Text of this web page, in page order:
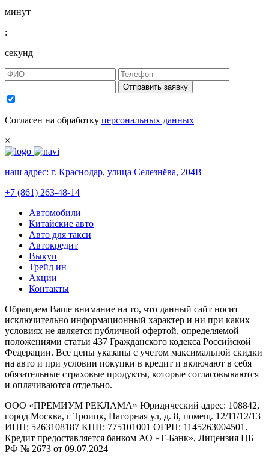
минут
:
секунд
Отправить заявку
Согласен на обработку персональных данных
×
наш адрес: г. Краснодар, улица Селезнёва, 204В
+7 (861) 263-48-14
Автомобили
Китайские авто
Авто для такси
Автокредит
Выкуп
Трейд ин
Акции
Контакты
Обращаем Ваше внимание на то, что данный сайт носит
исключительно информационный характер и ни при каких
условиях не является публичной офертой, определяемой
положениями статьи 437 Гражданского кодекса Российской
Федерации. Все цены указаны с учетом максимальной скидки
на авто и при условии покупки в кредит и включают в себя
обязательные страховые продукты, которые согласовываются
и оплачиваются отдельно.
ООО «ПРЕМИУМ РЕКЛАМА» Юридический адрес: 108842,
город Москва, г Троицк, Нагорная ул, д. 8, помещ. 12/11/12/13
ИНН: 5263108187 КПП: 775101001 ОГРН: 1145263004501.
Кредит предоставляется банком АО «Т-Банк», Лицензия ЦБ
РФ № 2673 от 09.07.2024